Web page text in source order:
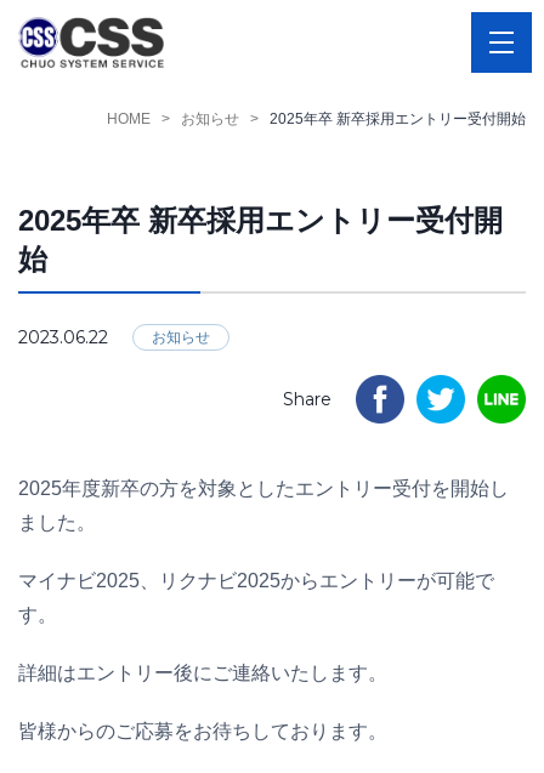
HOME お知らせ 2025年卒 新卒採用エントリー受付開始
2025年卒 新卒採用エントリー受付開
始
2023.06.22 お知らせ
Share
2025年度新卒の方を対象としたエントリー受付を開始し
ました。
マイナビ2025、リクナビ2025からエントリーが可能で
す。
詳細はエントリー後にご連絡いたします。
皆様からのご応募をお待ちしております。